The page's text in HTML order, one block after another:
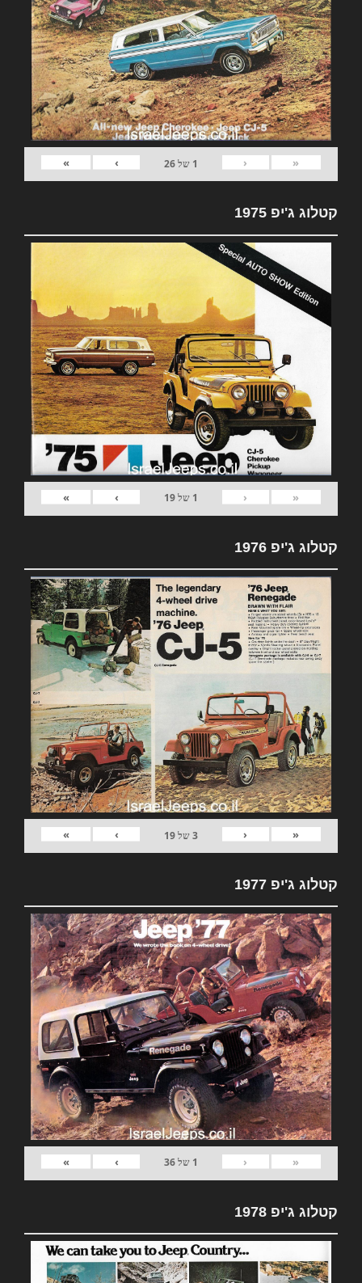
«
‹
1 של26
›
»
קטלוג ג'יפ 1975
«
‹
1 של19
›
»
קטלוג ג'יפ 1976
«
‹
3של19
›
»
קטלוג ג'יפ 1977
«
‹
1 של36
›
»
קטלוג ג'יפ 1978